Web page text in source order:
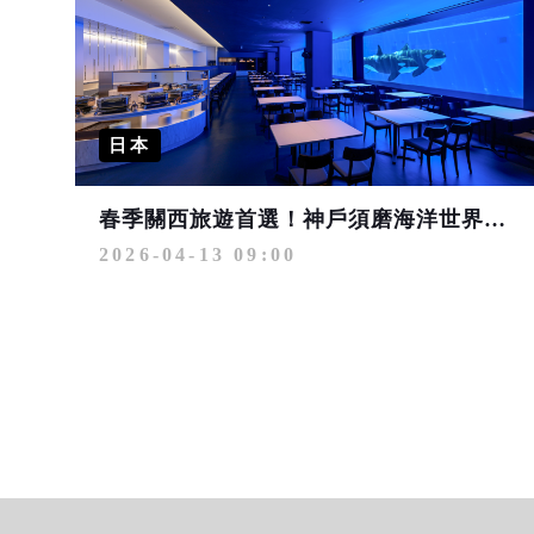
日本
春季關西旅遊首選！神戶須磨海洋世界 一站式觀光休閒新指標
2026-04-13 09:00